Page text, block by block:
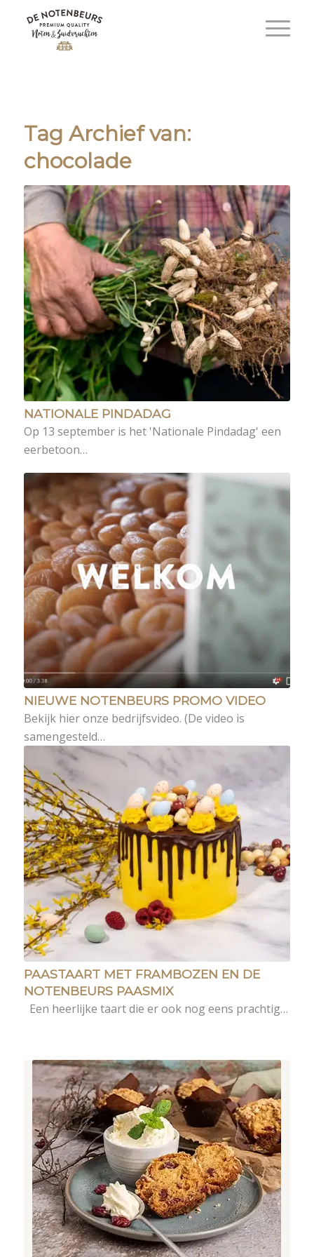
Tag Archief van:
chocolade
NATIONALE PINDADAG
Op 13 september is het 'Nationale Pindadag' een
eerbetoon…
NIEUWE NOTENBEURS PROMO VIDEO
Bekijk hier onze bedrijfsvideo. (De video is
samengesteld…
PAASTAART MET FRAMBOZEN EN DE
NOTENBEURS PAASMIX
Een heerlijke taart die er ook nog eens prachtig…